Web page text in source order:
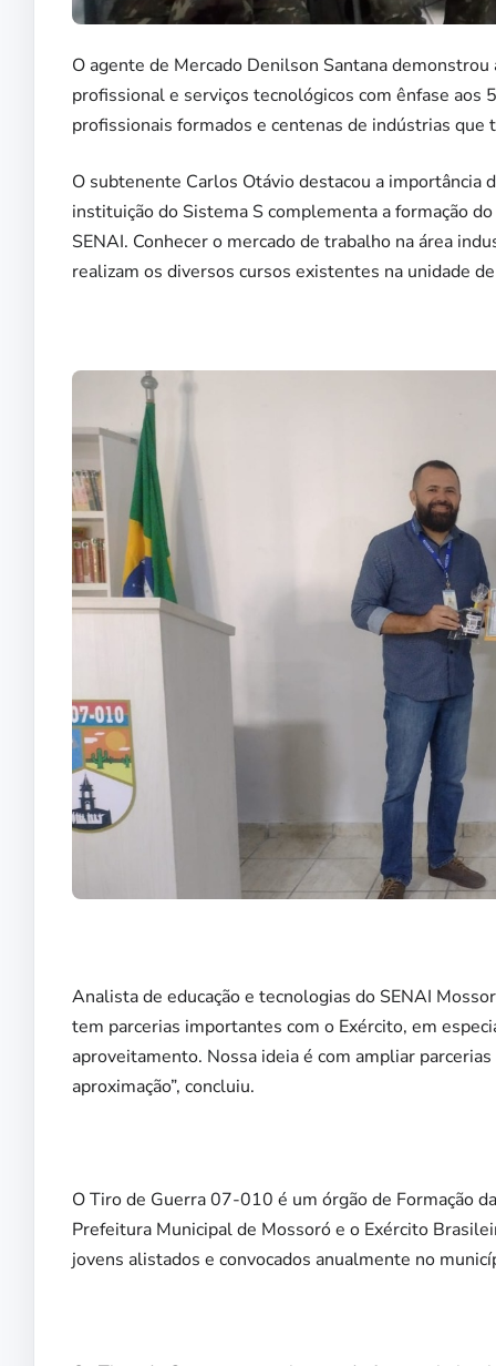
O agente de Mercado Denilson Santana
profissional e serviços tecnológicos com ênfase
profissionais formados e centenas de indústrias que
O subtenente Carlos Otávio destacou a importância
instituição do Sistema S complementa a formação
SENAI. Conhecer o mercado de trabalho na área
realizam os diversos cursos existentes na unidade
Analista de educação e tecnologias do SENAI
tem parcerias importantes com o Exército, em
aproveitamento. Nossa ideia é com ampliar
aproximação”, concluiu.
O Tiro de Guerra 07-010 é um órgão de Formação
Prefeitura Municipal de Mossoró e o Exército
jovens alistados e convocados anualmente no